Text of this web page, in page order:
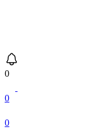
0
0
0